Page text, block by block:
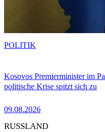
Kosovos Premierminister im
politische Krise spitzt sich zu
09.08.2026
POLITIK
RUSSLAND